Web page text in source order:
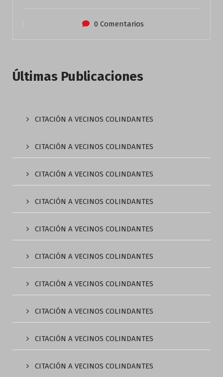
0 Comentarios
Últimas Publicaciones
CITACIÓN A VECINOS COLINDANTES
CITACIÓN A VECINOS COLINDANTES
CITACIÓN A VECINOS COLINDANTES
CITACIÓN A VECINOS COLINDANTES
CITACIÓN A VECINOS COLINDANTES
CITACIÓN A VECINOS COLINDANTES
CITACIÓN A VECINOS COLINDANTES
CITACIÓN A VECINOS COLINDANTES
CITACIÓN A VECINOS COLINDANTES
CITACIÓN A VECINOS COLINDANTES